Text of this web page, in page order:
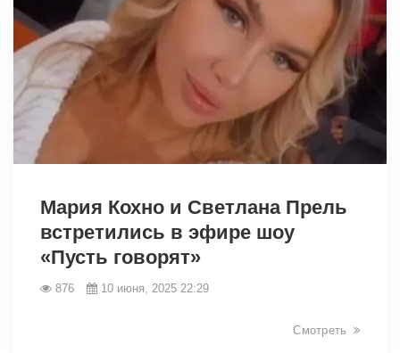
Мария Кохно и Светлана Прель
встретились в эфире шоу
«Пусть говорят»
876 10 июня, 2025 22:29
Смотреть